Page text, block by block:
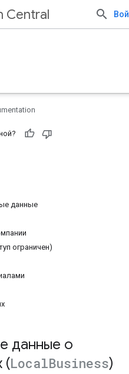
Central
данные
ограничен)
данные о
(LocalBusiness)